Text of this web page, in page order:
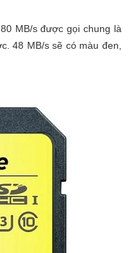
MB/s được gọi chung là
48 MB/s sẽ có màu đen,